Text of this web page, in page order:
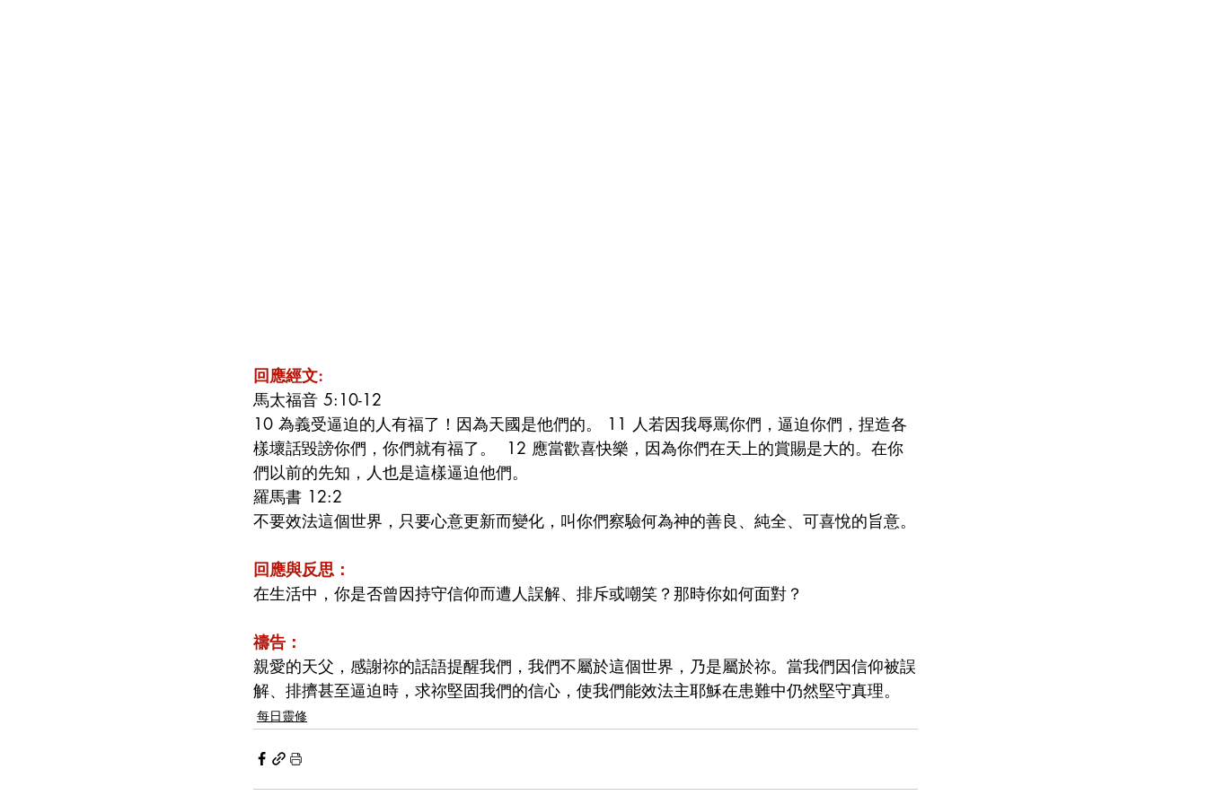
回應經文:
馬太福音 5:10-12
10 為義受逼迫的人有福了！因為天國是他們的。 11 人若因我辱罵你們，逼迫你們，捏造各
樣壞話毀謗你們，你們就有福了。  12 應當歡喜快樂，因為你們在天上的賞賜是大的。在你
們以前的先知，人也是這樣逼迫他們。
羅馬書 12:2
不要效法這個世界，只要心意更新而變化，叫你們察驗何為神的善良、純全、可喜悅的旨意。
回應與反思：
在生活中，你是否曾因持守信仰而遭人誤解、排斥或嘲笑？那時你如何面對？
禱告：
親愛的天父，感謝祢的話語提醒我們，我們不屬於這個世界，乃是屬於祢。當我們因信仰被誤
解、排擠甚至逼迫時，求祢堅固我們的信心，使我們能效法主耶穌在患難中仍然堅守真理。
每日靈修